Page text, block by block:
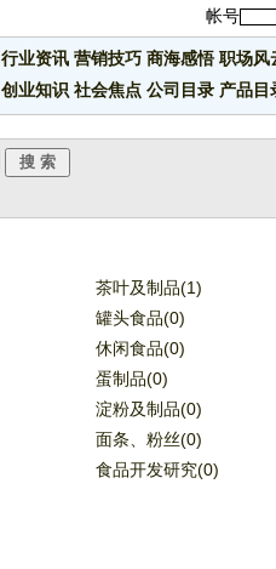
帐号
行业资讯 营销技巧 商海感悟 职场风
创业知识 社会焦点 公司目录 产品目
茶叶及制品(1)
罐头食品(0)
休闲食品(0)
蛋制品(0)
淀粉及制品(0)
面条、粉丝(0)
食品开发研究(0)